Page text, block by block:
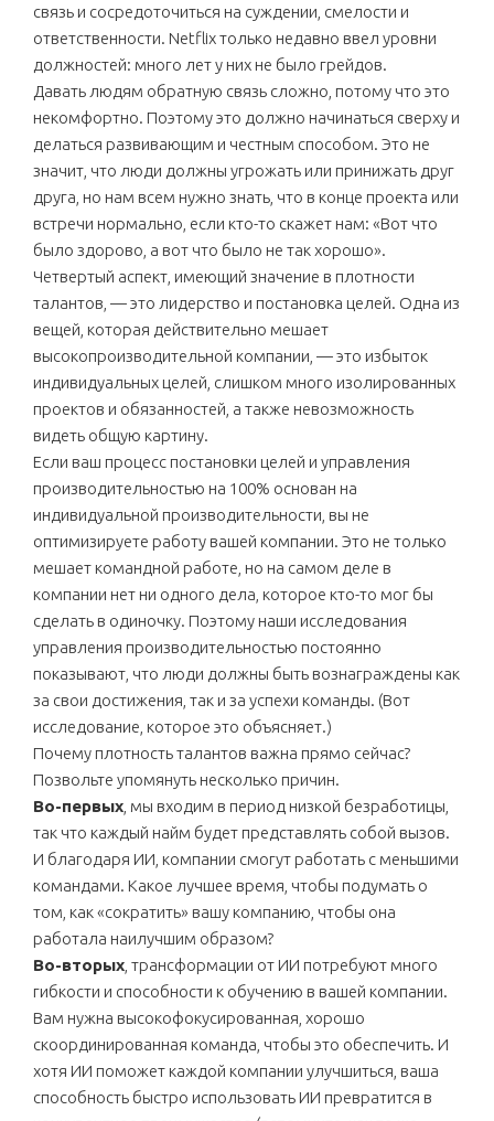
связь и сосредоточиться на суждении, смелости и
ответственности. Netflix только недавно ввел уровни
должностей: много лет у них не было грейдов.
Давать людям обратную связь сложно, потому что это
некомфортно. Поэтому это должно начинаться сверху и
делаться развивающим и честным способом. Это не
значит, что люди должны угрожать или принижать друг
друга, но нам всем нужно знать, что в конце проекта или
встречи нормально, если кто-то скажет нам: «Вот что
было здорово, а вот что было не так хорошо».
Четвертый аспект, имеющий значение в плотности
талантов, — это лидерство и постановка целей. Одна из
вещей, которая действительно мешает
высокопроизводительной компании, — это избыток
индивидуальных целей, слишком много изолированных
проектов и обязанностей, а также невозможность
видеть общую картину.
Если ваш процесс постановки целей и управления
производительностью на 100% основан на
индивидуальной производительности, вы не
оптимизируете работу вашей компании. Это не только
мешает командной работе, но на самом деле в
компании нет ни одного дела, которое кто-то мог бы
сделать в одиночку. Поэтому наши исследования
управления производительностью постоянно
показывают, что люди должны быть вознаграждены как
за свои достижения, так и за успехи команды. (Вот
исследование, которое это объясняет.)
Почему плотность талантов важна прямо сейчас?
Позвольте упомянуть несколько причин.
Во-первых , мы входим в период низкой безработицы,
так что каждый найм будет представлять собой вызов.
И благодаря ИИ, компании смогут работать с меньшими
командами. Какое лучшее время, чтобы подумать о
том, как «сократить» вашу компанию, чтобы она
работала наилучшим образом?
Во-вторых , трансформации от ИИ потребуют много
гибкости и способности к обучению в вашей компании.
Вам нужна высокофокусированная, хорошо
скоординированная команда, чтобы это обеспечить. И
хотя ИИ поможет каждой компании улучшиться, ваша
способность быстро использовать ИИ превратится в